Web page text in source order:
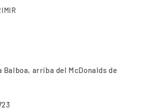
Balboa, arriba del McDonalds de